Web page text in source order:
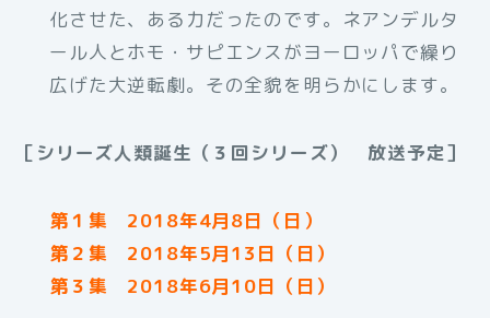
化させた、ある力だったのです。ネアンデルタ
ール人とホモ・サピエンスがヨーロッパで繰り
広げた大逆転劇。その全貌を明らかにします。
［シリーズ人類誕生（３回シリーズ） 放送予定］
第１集 2018年4月8日（日）
第２集 2018年5月13日（日）
第３集 2018年6月10日（日）